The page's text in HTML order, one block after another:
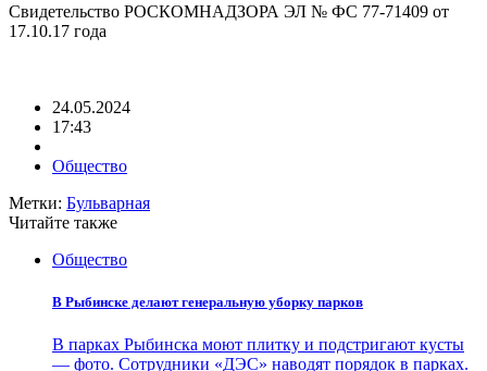
Свидетельство РОСКОМНАДЗОРА ЭЛ № ФС 77-71409 от
17.10.17 года
24.05.2024
17:43
Общество
Метки: Бульварная
Читайте также
Общество
В Рыбинске делают генеральную уборку парков
В парках Рыбинска моют плитку и подстригают кусты
— фото. Сотрудники «ДЭС» наводят порядок в парках.